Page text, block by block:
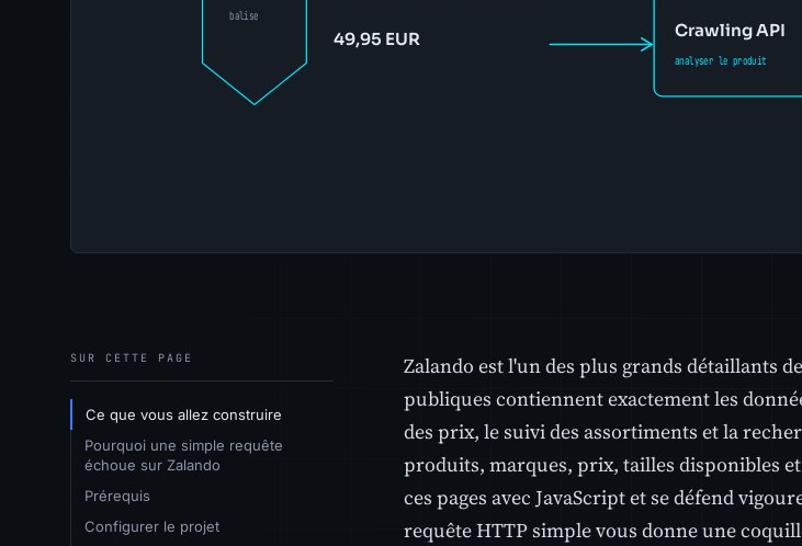
SUR CETTE PAGE
Ce que vous allez construire
Pourquoi une simple requête
échoue sur Zalando
Prérequis
Configurer le projet
Zalando est l'un des plus grands détaillants
publiques contiennent exactement les
des prix, le suivi des assortiments et la
produits, marques, prix, tailles disponibles
ces pages avec JavaScript et se défend
requête HTTP simple vous donne une